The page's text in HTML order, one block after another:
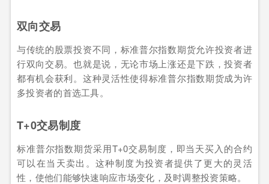
双向交易
与传统的股票投资不同，标准普尔指数期货允许投资者进
行双向交易。也就是说，无论市场上涨还是下跌，投资者
都有机会获利。这种灵活性使得标准普尔指数期货成为许
多投资者的首选工具。
T+0交易制度
标准普尔指数期货采用T+0交易制度，即当天买入的合约
可以在当天卖出。这种制度为投资者提供了更大的灵活
性，使他们能够快速响应市场变化，及时调整投资策略。